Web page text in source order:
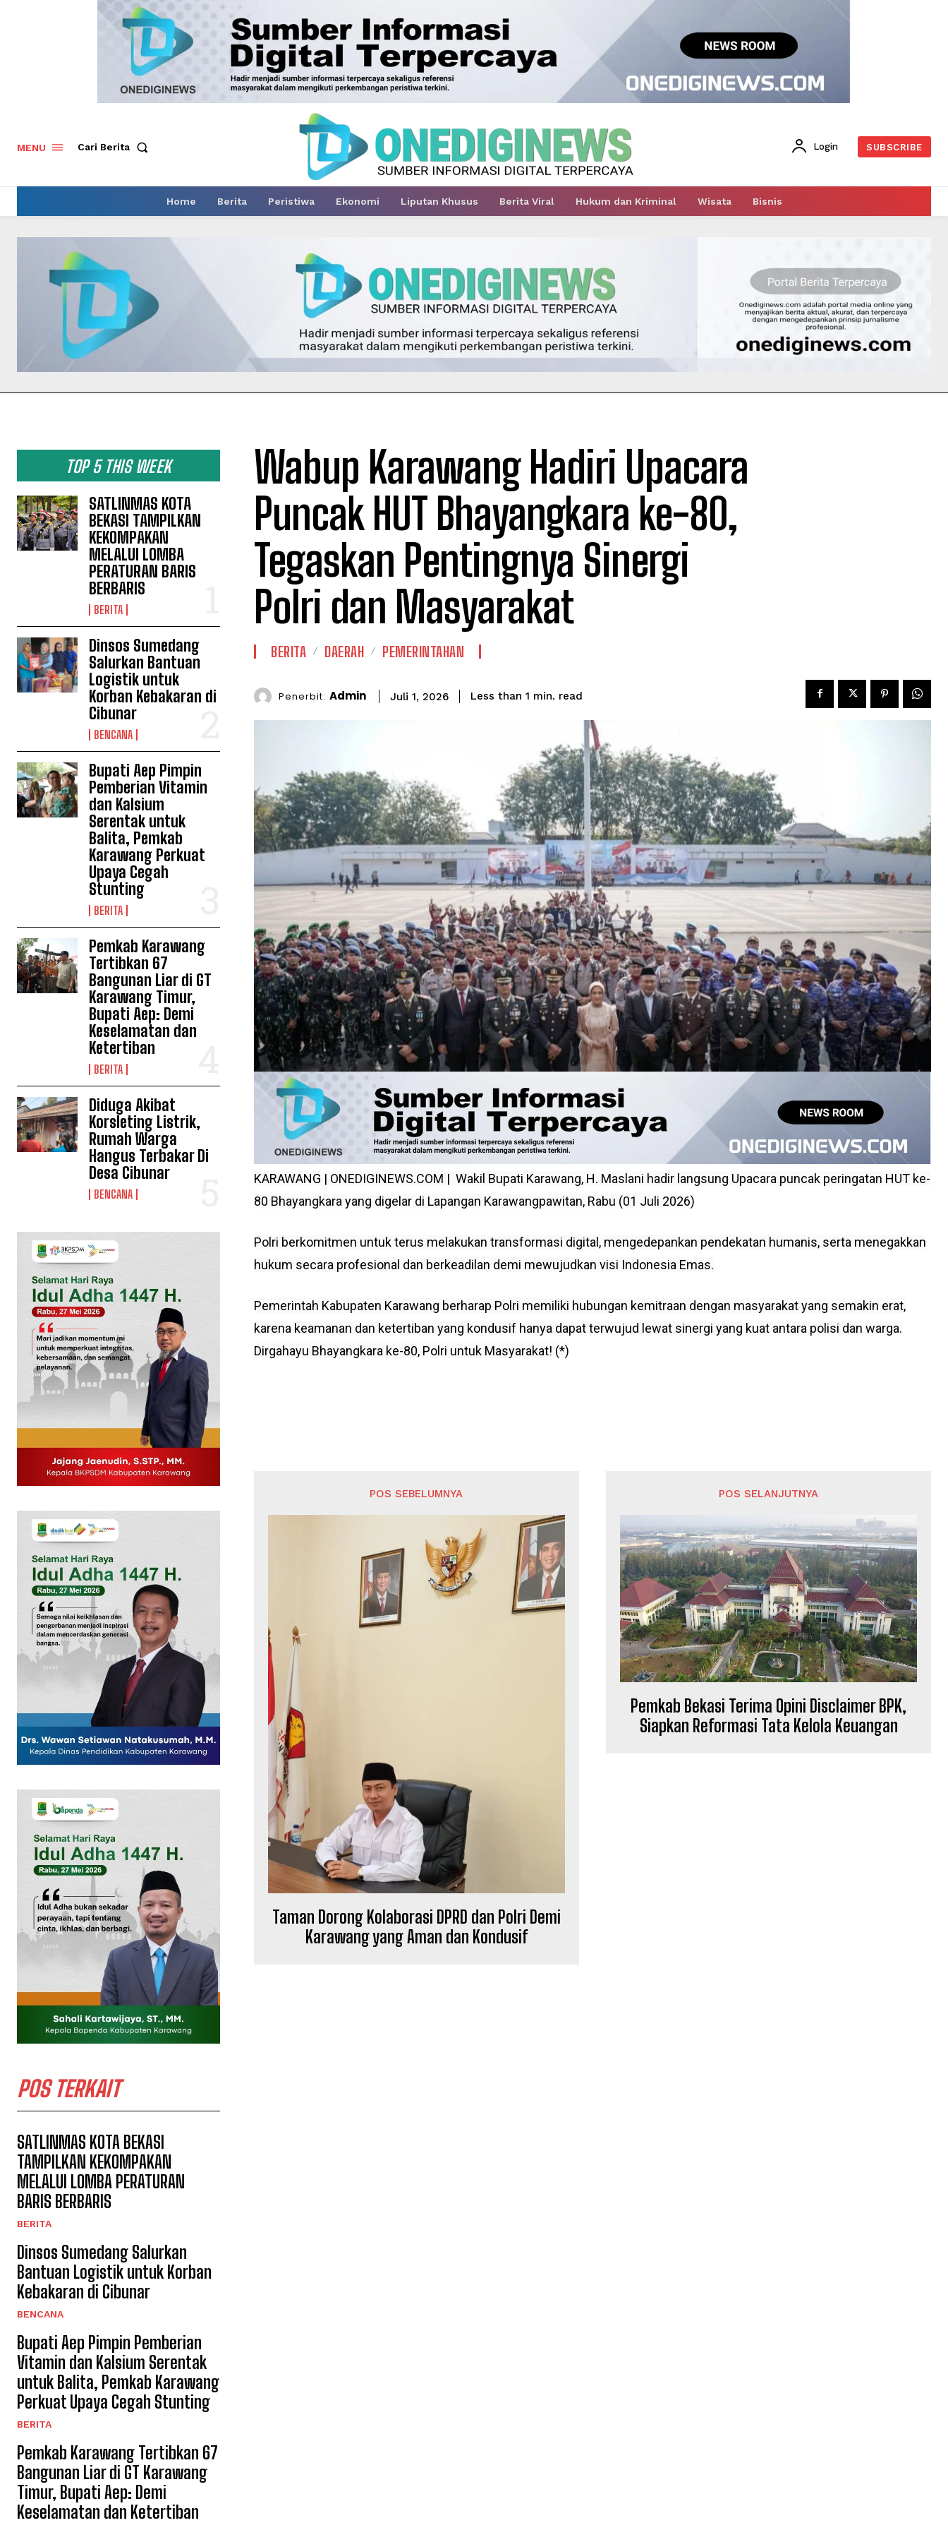
SUBSCRIBE NOW
Company
Disclaimer
Kontak Kami
Redaksi
Pedoman Media Siber
MENU Cari Berita Login SUBSCRIBE
Home Berita Peristiwa Ekonomi Liputan Khusus Berita Viral Hukum dan Kriminal Wisata Bisnis
TOP 5 THIS WEEK
SATLINMAS KOTA
BEKASI TAMPILKAN
KEKOMPAKAN
MELALUI LOMBA
PERATURAN BARIS
BERBARIS
BERITA
Dinsos Sumedang
Salurkan Bantuan
Logistik untuk
Korban Kebakaran di
Cibunar
BENCANA
Bupati Aep Pimpin
Pemberian Vitamin
dan Kalsium
Serentak untuk
Balita, Pemkab
Karawang Perkuat
Upaya Cegah
Stunting
BERITA
Pemkab Karawang
Tertibkan 67
Bangunan Liar di GT
Karawang Timur,
Bupati Aep: Demi
Keselamatan dan
Ketertiban
BERITA
Diduga Akibat
Korsleting Listrik,
Rumah Warga
Hangus Terbakar Di
Desa Cibunar
BENCANA
POS TERKAIT
SATLINMAS KOTA BEKASI
TAMPILKAN KEKOMPAKAN
MELALUI LOMBA PERATURAN
BARIS BERBARIS
BERITA
Dinsos Sumedang Salurkan
Bantuan Logistik untuk Korban
Kebakaran di Cibunar
BENCANA
Bupati Aep Pimpin Pemberian
Vitamin dan Kalsium Serentak
untuk Balita, Pemkab Karawang
Perkuat Upaya Cegah Stunting
BERITA
Pemkab Karawang Tertibkan 67
Bangunan Liar di GT Karawang
Timur, Bupati Aep: Demi
Keselamatan dan Ketertiban
Wabup Karawang Hadiri Upacara
Puncak HUT Bhayangkara ke-80,
Tegaskan Pentingnya Sinergi
Polri dan Masyarakat
BERITA DAERAH PEMERINTAHAN
Penerbit: Admin Juli 1, 2026 Less than 1 min. read
KARAWANG | ONEDIGINEWS.COM | Wakil Bupati Karawang, H. Maslani hadir langsung Upacara puncak peringatan HUT ke-
80 Bhayangkara yang digelar di Lapangan Karawangpawitan, Rabu (01 Juli 2026)
Polri berkomitmen untuk terus melakukan transformasi digital, mengedepankan pendekatan humanis, serta menegakkan
hukum secara profesional dan berkeadilan demi mewujudkan visi Indonesia Emas.
Pemerintah Kabupaten Karawang berharap Polri memiliki hubungan kemitraan dengan masyarakat yang semakin erat,
karena keamanan dan ketertiban yang kondusif hanya dapat terwujud lewat sinergi yang kuat antara polisi dan warga.
Dirgahayu Bhayangkara ke-80, Polri untuk Masyarakat! (*)
POS SEBELUMNYA
Taman Dorong Kolaborasi DPRD dan Polri Demi
Karawang yang Aman dan Kondusif
POS SELANJUTNYA
Pemkab Bekasi Terima Opini Disclaimer BPK,
Siapkan Reformasi Tata Kelola Keuangan